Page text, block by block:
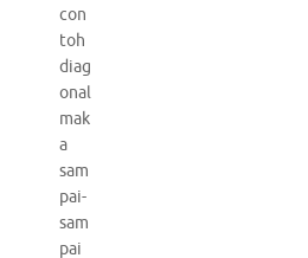
con
toh
diag
onal
mak
a
sam
pai-
sam
pai